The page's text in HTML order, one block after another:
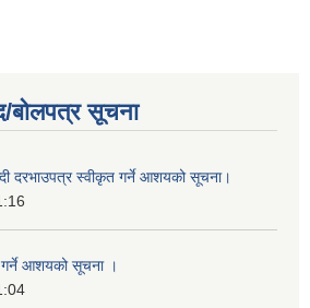
बोलपत्र सूचना
दरभाउपत्र स्वीकृत गर्ने आशयको सूचना।
आशयको सूचना ।